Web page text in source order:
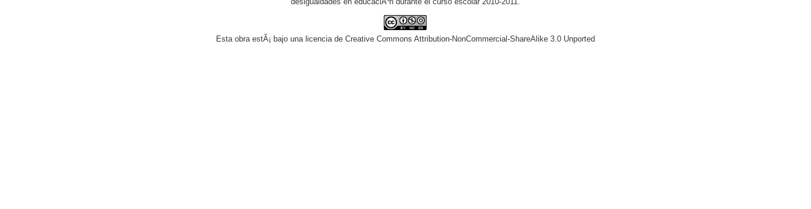
Esta obra estÃ¡ bajo una licencia de Creative Commons Attribution-NonCommercial-ShareAlike 3.0 Unported